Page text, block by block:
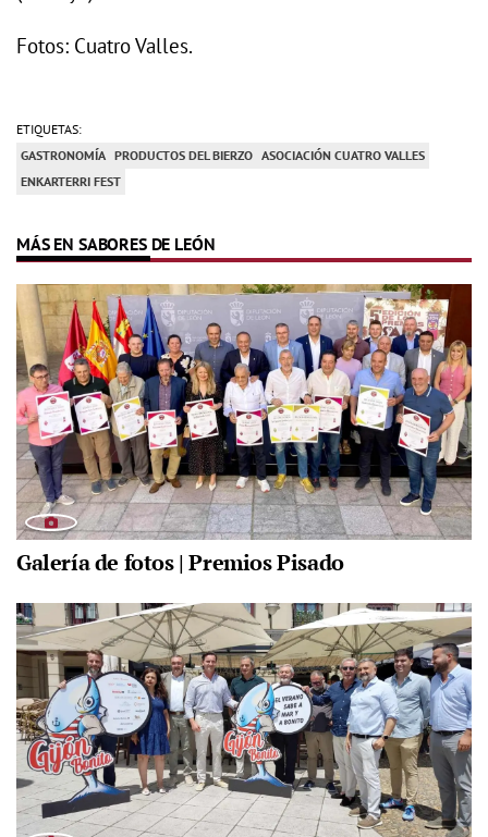
Fotos: Cuatro Valles.
ETIQUETAS:
GASTRONOMÍA PRODUCTOS DEL BIERZO ASOCIACIÓN CUATRO VALLES
ENKARTERRI FEST
MÁS EN SABORES DE LEÓN
Galería de fotos | Premios Pisado